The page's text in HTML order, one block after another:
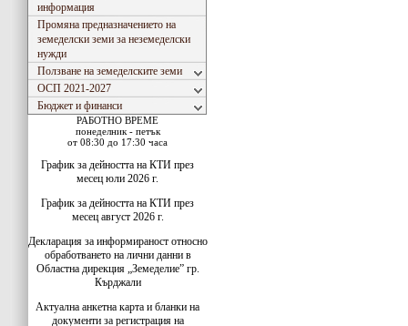
информация
Промяна предназначението на
земеделски земи за неземеделски
нужди
Ползване на земеделските земи
ОСП 2021-2027
Бюджет и финанси
РАБОТНО ВРЕМЕ
понеделник - петък
от 08:30 до 17:30 часа
График за дейността на КТИ през
месец юли 2026 г.
График за дейността на КТИ през
месец август 2026 г.
Декларация за информираност относно
обработването на лични данни в
Областна дирекция „Земеделие” гр.
Кърджали
Актуална анкетна карта и бланки на
документи за регистрация на